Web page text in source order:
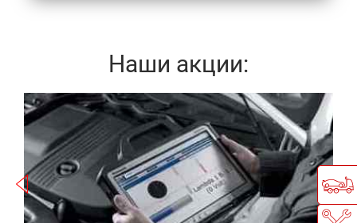
Наши акции:
Записаться